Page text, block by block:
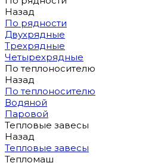
Назад
По рядности
Двухрядные
Трехрядные
Четырехрядные
По теплоносителю
Назад
По теплоносителю
Водяной
Паровой
Тепловые завесы
Назад
Тепловые завесы
Тепломаш